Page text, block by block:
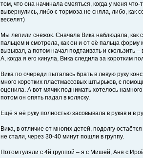
том, что она начинала смеяться, когда у меня
вывернулись, либо с тормоза не сняла, либо, как
веселят)
Мы лепили снежок. Сначала Вика наблюдала, как
пальцем и смотрела, как он и от её пальца
вызывал, а потом начал подтаивать и скользить –
А, когда я его кинула, Вика следила за коротким
Вика по очереди пыталась брать в левую руку
много коротких пластмассовых штырьков, с
оценила. А вот мячик поднимать хотелось
потом он опять падал в коляску.
Ещё я её руку полностью засовывала в рукав и в
Вика, в отличие от многих детей, подолгу
не стали, через 30-40 минут пошли в группу.
Потом гуляли с 4й группой – я с Мишей, Аня с